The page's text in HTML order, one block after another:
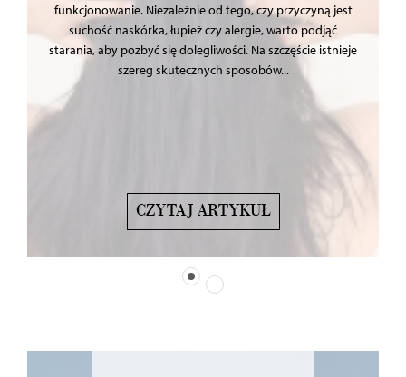
funkcjonowanie. Niezależnie od tego, czy przyczyną jest
suchość naskórka, łupież czy alergie, warto podjąć
starania, aby pozbyć się dolegliwości. Na szczęście istnieje
szereg skutecznych sposobów...
CZYTAJ ARTYKUŁ